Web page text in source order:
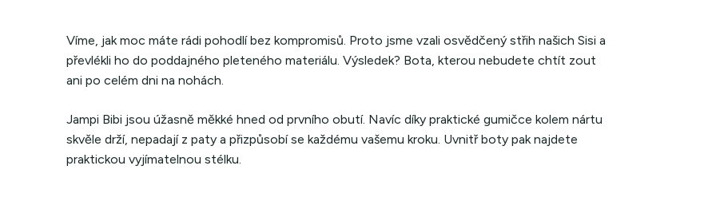
Víme, jak moc máte rádi pohodlí bez kompromisů. Proto jsme vzali osvědčený střih našich Sisi a
převlékli ho do poddajného pleteného materiálu. Výsledek? Bota, kterou nebudete chtít zout
ani po celém dni na nohách.
Jampi Bibi jsou úžasně měkké hned od prvního obutí. Navíc díky praktické gumičce kolem nártu
skvěle drží, nepadají z paty a přizpůsobí se každému vašemu kroku. Uvnitř boty pak najdete
praktickou vyjímatelnou stélku.